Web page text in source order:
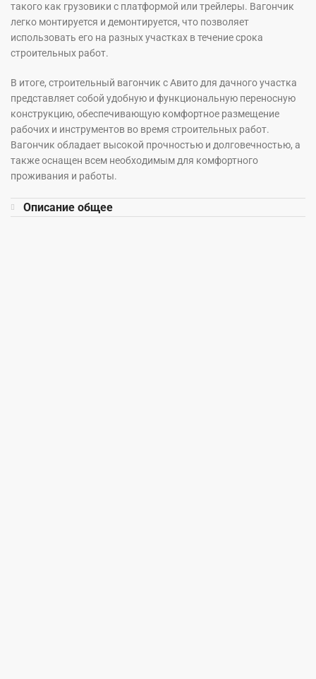
такого как грузовики с платформой или трейлеры. Вагончик
легко монтируется и демонтируется, что позволяет
использовать его на разных участках в течение срока
строительных работ.
В итоге, строительный вагончик с Авито для дачного участка
представляет собой удобную и функциональную переносную
конструкцию, обеспечивающую комфортное размещение
рабочих и инструментов во время строительных работ.
Вагончик обладает высокой прочностью и долговечностью, а
также оснащен всем необходимым для комфортного
проживания и работы.
Описание общее